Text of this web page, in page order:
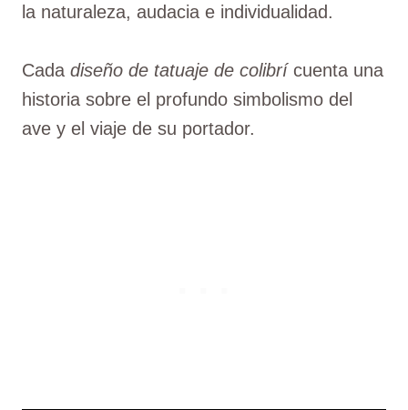
la naturaleza, audacia e individualidad.
Cada diseño de tatuaje de colibrícuenta una
historia sobre el profundo simbolismo del
ave y el viaje de su portador.